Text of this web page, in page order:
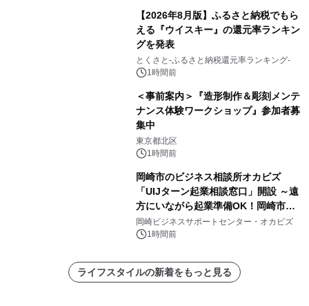
【2026年8月版】ふるさと納税でもら
える『ウイスキー』の還元率ランキン
グを発表
とくさと-ふるさと納税還元率ランキング-
1時間前
＜事前案内＞『造形制作＆彫刻メンテ
ナンス体験ワークショップ』参加者募
集中
東京都北区
1時間前
岡崎市のビジネス相談所オカビズ
「UIJターン起業相談窓口」開設 ～遠
方にいながら起業準備OK！岡崎市を
挑戦者があつまるまちに～
岡崎ビジネスサポートセンター・オカビズ
1時間前
ライフスタイルの新着をもっと見る